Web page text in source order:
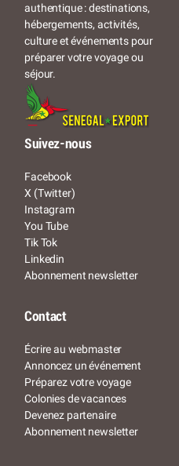
authentique : destinations,
hébergements, activités,
culture et événements pour
préparer votre voyage ou
séjour.
Suivez-nous
Facebook
X (Twitter)
Instagram
You Tube
Tik Tok
Linkedin
Abonnement newsletter
Contact
Écrire au webmaster
Annoncez un événement
Préparez votre voyage
Colonies de vacances
Devenez partenaire
Abonnement newsletter